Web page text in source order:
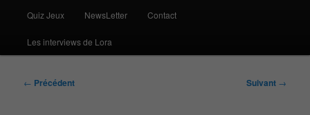
Quiz Jeux NewsLetter Contact
Les interviews de Lora
Navigation
← Précédent Suivant →